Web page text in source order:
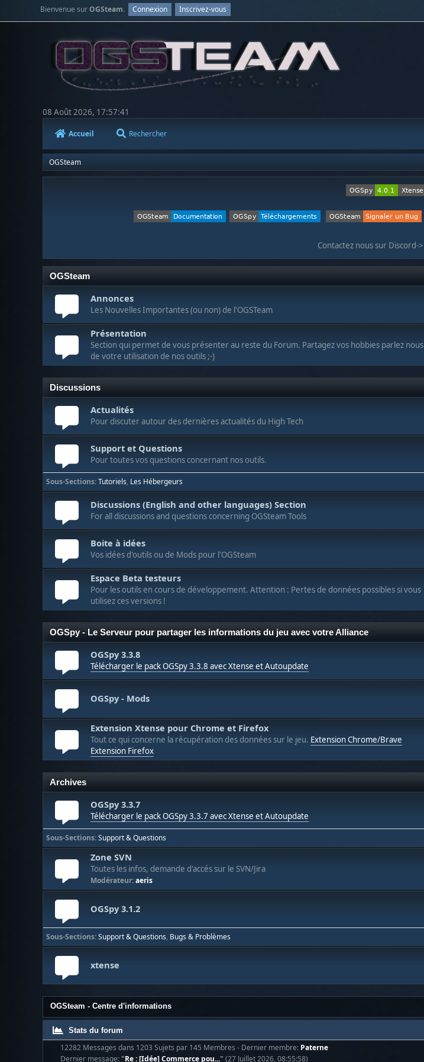
Bienvenue surOGSteam. Connexion Inscrivez-vous
08 Août 2026, 17:57:41
Accueil Rechercher
OGSteam
Contactez nous sur Discord->
OGSteam
Annonces
Les Nouvelles Importantes (ou non) de l'OGSTeam
Présentation
Section qui permet de vous présenter au reste du Forum. Partagez vos hobbies parlez nous
de votre utilisation de nos outils ;-)
Discussions
Actualités
Pour discuter autour des dernières actualités du High Tech
Support et Questions
Pour toutes vos questions concernant nos outils.
Sous-Sections Tutoriels Les Hébergeurs
Discussions (English and other languages) Section
For all discussions and questions concerning OGSteam Tools
Boite à idées
Vos idées d'outils ou de Mods pour l'OGSteam
Espace Beta testeurs
Pour les outils en cours de développement. Attention : Pertes de données possibles si vous
utilisez ces versions !
OGSpy - Le Serveur pour partager les informations du jeu avec votre Alliance
OGSpy 3.3.8
Télécharger le pack OGSpy 3.3.8 avec Xtense et Autoupdate
OGSpy - Mods
Extension Xtense pour Chrome et Firefox
Tout ce qui concerne la récupération des données sur le jeu. Extension Chrome/Brave
Extension Firefox
Archives
OGSpy 3.3.7
Télécharger le pack OGSpy 3.3.7 avec Xtense et Autoupdate
Sous-Sections Support & Questions
Zone SVN
Toutes les infos, demande d'accés sur le SVN/Jira
Modérateur:aeris
OGSpy 3.1.2
Sous-Sections Support & Questions Bugs & Problèmes
xtense
OGSteam - Centre d'informations
Stats du forum
12282 Messages dans 1203 Sujets par 145 Membres - Dernier membre: Paterne
Dernier message: "Re : [Idée] Commerce pou..." (27 Juillet 2026, 08:55:58)